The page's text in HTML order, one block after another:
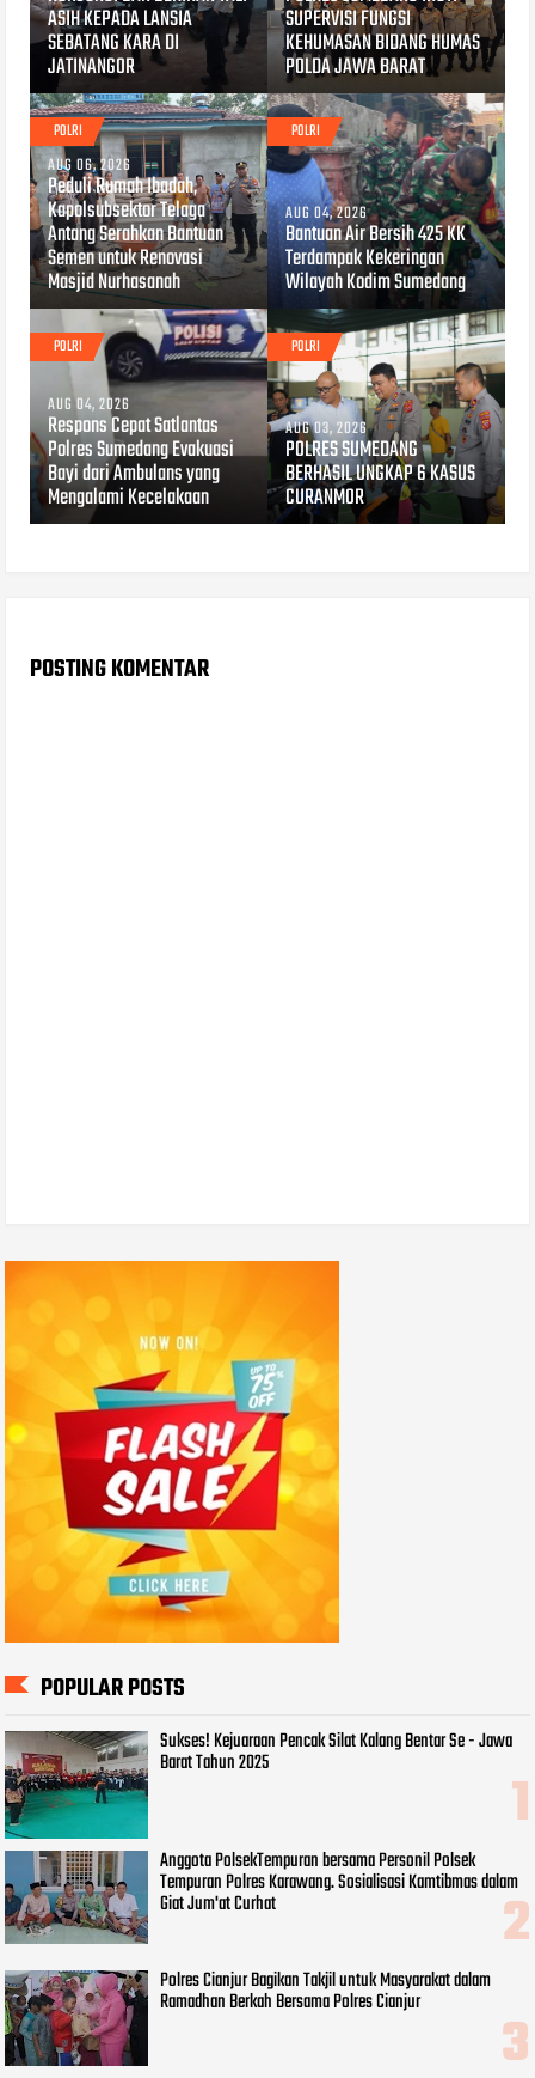
ASIH KEPADA LANSIA
SEBATANG KARA DI
JATINANGOR
SUPERVISI FUNGSI
KEHUMASAN BIDANG HUMAS
POLDA JAWA BARAT
POLRI
AUG 06, 2026
Peduli Rumah Ibadah,
Kapolsubsektor Telaga
Antang Serahkan Bantuan
Semen untuk Renovasi
Masjid Nurhasanah
POLRI
AUG 04, 2026
Bantuan Air Bersih 425 KK
Terdampak Kekeringan
Wilayah Kodim Sumedang
POLRI
AUG 04, 2026
Respons Cepat Satlantas
Polres Sumedang Evakuasi
Bayi dari Ambulans yang
Mengalami Kecelakaan
POLRI
AUG 03, 2026
POLRES SUMEDANG
BERHASIL UNGKAP 6 KASUS
CURANMOR
POSTING KOMENTAR
POPULAR POSTS
Sukses! Kejuaraan Pencak Silat Kalang Bentar Se - Jawa
Barat Tahun 2025
Anggota PolsekTempuran bersama Personil Polsek
Tempuran Polres Karawang. Sosialisasi Kamtibmas dalam
Giat Jum'at Curhat
Polres Cianjur Bagikan Takjil untuk Masyarakat dalam
Ramadhan Berkah Bersama Polres Cianjur